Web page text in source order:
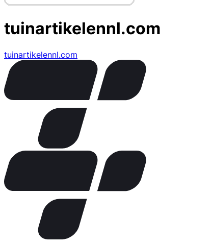
tuinartikelennl.com
tuinartikelennl.com